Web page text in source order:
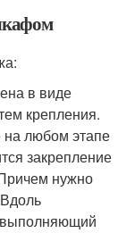
в виде
крепления.
на любом этапе
закрепление
нужно
выполняющий